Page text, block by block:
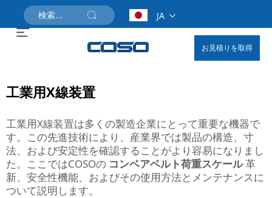
JA
お見積りを取得
工業用X線装置
工業用X線装置は多くの製造企業にとって重要な機器で
す。この先進技術により、産業界では製品の構造、寸
法、および安定性を確認することがより容易になりまし
た。ここではCOSOの コンベアベルト荷重スケール革
新、安全性機能、およびその使用方法とメンテナンスに
ついて説明します。